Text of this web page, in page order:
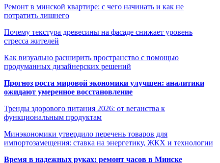
Ремонт в минской квартире: с чего начинать и как не
потратить лишнего
Почему текстура древесины на фасаде снижает уровень
стресса жителей
Как визуально расширить пространство с помощью
продуманных дизайнерских решений
Прогноз роста мировой экономики улучшен: аналитики
ожидают умеренное восстановление
Тренды здорового питания 2026: от веганства к
функциональным продуктам
Минэкономики утвердило перечень товаров для
импортозамещения: ставка на энергетику, ЖКХ и технологии
Время в надежных руках: ремонт часов в Минске